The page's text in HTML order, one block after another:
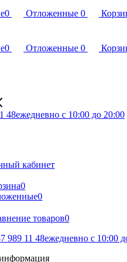
0 Отложенные 0
0 Отложенные 0
48ежедневно с 10:00 до 20:00
кабинет
0
0
товаров0
989 11 48ежедневно с 10:00